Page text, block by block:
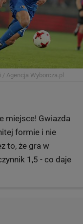
Agencja Wyborcza.pl
miejsce! Gwiazda
formie i nie
to, że gra w
1,5 - co daje